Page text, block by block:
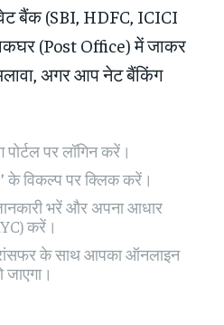
बैंक (SBI, HDFC, ICICI
(Post Office) में जाकर
अगर आप नेट बैंकिंग
पर लॉगिन करें।
के विकल्प पर क्लिक करें।
भरें और अपना आधार
करें।
के साथ आपका ऑनलाइन
जाएगा।